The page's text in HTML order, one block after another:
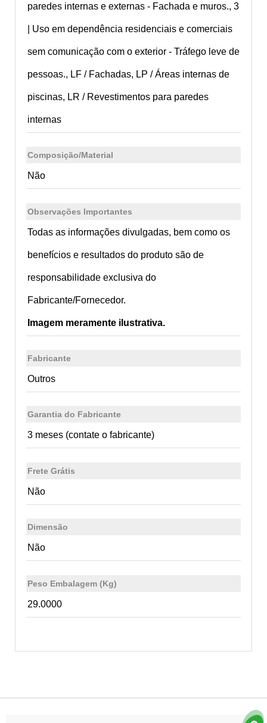
paredes internas e externas - Fachada e muros., 3
| Uso em dependência residenciais e comerciais
sem comunicação com o exterior - Tráfego leve de
pessoas., LF / Fachadas, LP / Áreas internas de
piscinas, LR / Revestimentos para paredes
internas
Composição/Material
Não
Observações Importantes
Todas as informações divulgadas, bem como os
benefícios e resultados do produto são de
responsabilidade exclusiva do
Fabricante/Fornecedor.
Imagem meramente ilustrativa.
Fabricante
Outros
Garantia do Fabricante
3 meses (contate o fabricante)
Frete Grátis
Não
Dimensão
Não
Peso Embalagem (Kg)
29.0000